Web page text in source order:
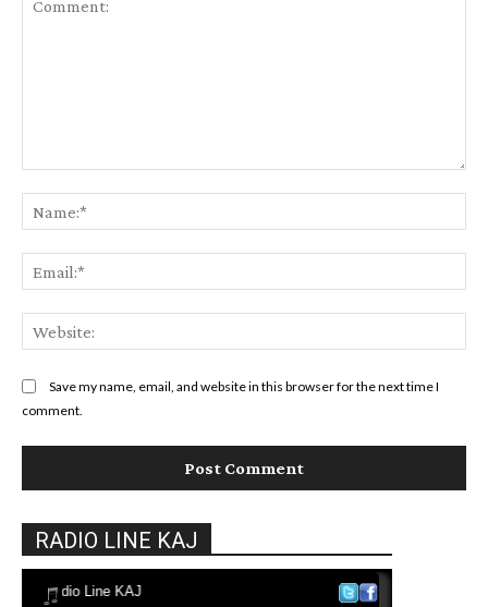
Save my name, email, and website in this browser for the next time I
comment.
RADIO LINE KAJ